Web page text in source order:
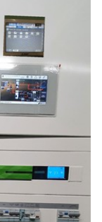
para cada
para a
certificados,
Dispomos
em
sistemas de
Qualificado
03/01/2021)
de
de ozono,
ar
para as
por métodos
(certificado